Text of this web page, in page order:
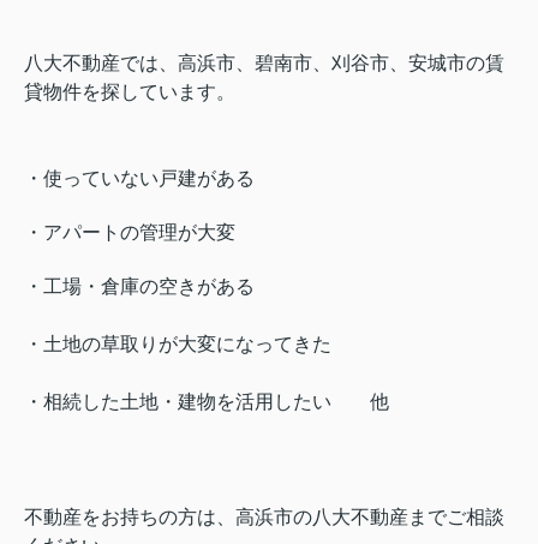
八大不動産では、高浜市、碧南市、刈谷市、安城市の賃
貸物件を探しています。
・使っていない戸建がある
・アパートの管理が大変
・工場・倉庫の空きがある
・土地の草取りが大変になってきた
・相続した土地・建物を活用したい 他
不動産をお持ちの方は、高浜市の八大不動産までご相談